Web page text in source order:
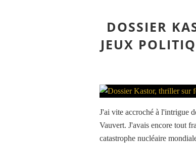
DOSSIER
JEUX
J'ai vite accroché à l'intrigue
Vauvert. J'avais encore tout
catastrophe nucléaire